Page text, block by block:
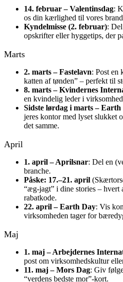
14. februar – Valentinsdag:
os din kærlighed til vores
Kyndelmisse (2. februar):
opskrifter eller hyggetips, der
Marts
2. marts – Fastelavn: Post en
katten af tønden” – perfekt til
8. marts – Kvindernes
en kvindelig leder i
Sidste lørdag i marts –
jeres kontor med lyset slukket
det samme.
April
1. april – Aprilsnar: Del en
branche.
Påske: 17.–21. april
“æg-jagt” i dine stories –
rabatkode.
22. april – Earth Day: Vis
virksomheden tager for
Maj
1. maj – Arbejdernes
post om virksomhedskultur
11. maj – Mors Dag: Giv
“verdens bedste mor”-kort.